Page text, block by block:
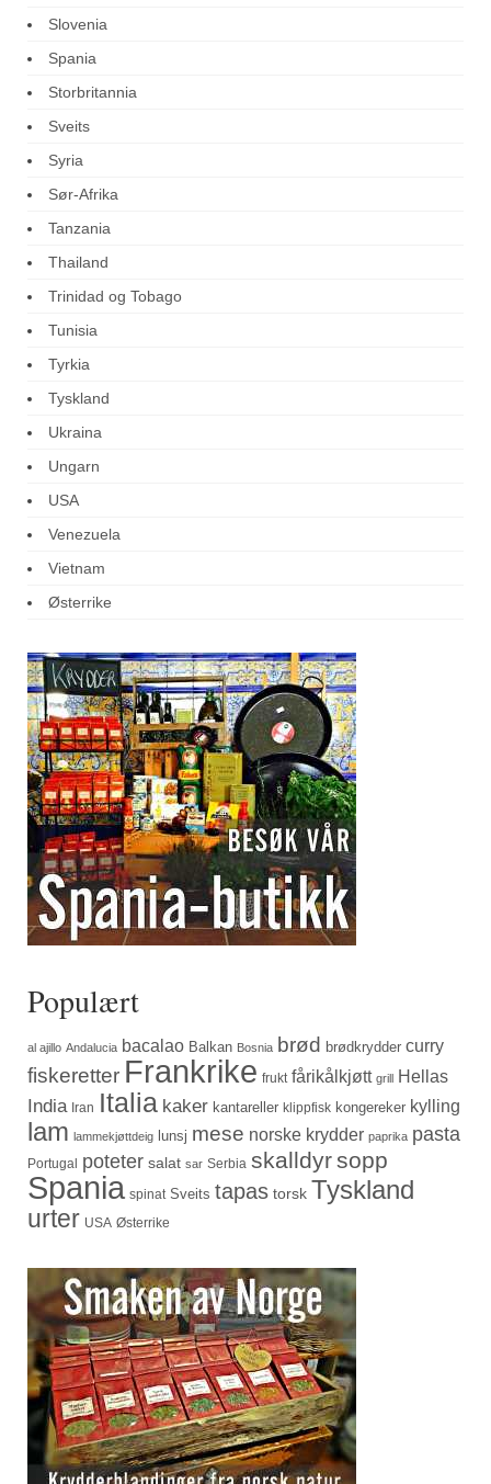
Slovenia
Spania
Storbritannia
Sveits
Syria
Sør-Afrika
Tanzania
Thailand
Trinidad og Tobago
Tunisia
Tyrkia
Tyskland
Ukraina
Ungarn
USA
Venezuela
Vietnam
Østerrike
Populært
al ajillo Andalucia bacalao Balkan Bosnia brød brødkrydder curry
fiskeretter Frankrike frukt fårikålkjøtt grill Hellas
India Iran Italia kaker kantareller klippfisk kongereker kylling
lam lammekjøttdeig lunsj mese norske krydder paprika pasta
Portugal poteter salat sar Serbia skalldyrsopp
Spania spinat Sveits tapas torsk Tyskland
urter USA Østerrike